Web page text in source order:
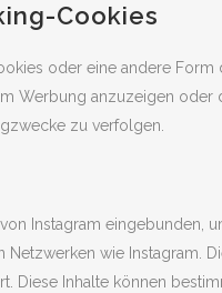
Cookies
oder eine andere
Werbung anzuzeigen
zu verfolgen.
Instagram eingebunden,
Netzwerken wie Instagram.
Diese Inhalte können